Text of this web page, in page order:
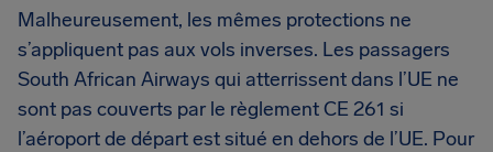
Malheureusement, les mêmes protections ne
s’appliquent pas aux vols inverses. Les passagers
South African Airways qui atterrissent dans l’UE ne
sont pas couverts par le règlement CE 261 si
l’aéroport de départ est situé en dehors de l’UE. Pour